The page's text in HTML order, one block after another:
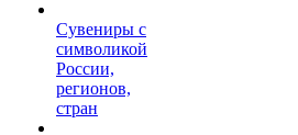
Сувениры с
символикой
России,
регионов,
стран